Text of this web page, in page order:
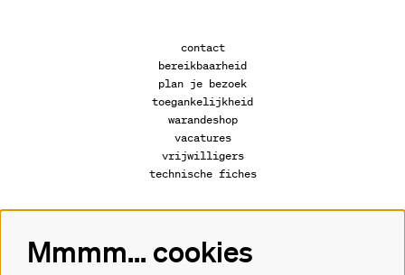
contact
bereikbaarheid
plan je bezoek
toegankelijkheid
warandeshop
vacatures
vrijwilligers
technische fiches
Volg ons
Mmmm... cookies